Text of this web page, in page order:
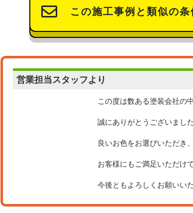
この施工事例と類似の
営業担当スタッフより
この度は数ある塗装会社の
誠にありがとうございました
良いお色をお選びいただき
お客様にもご満足いただけ
今後ともよろしくお願いい